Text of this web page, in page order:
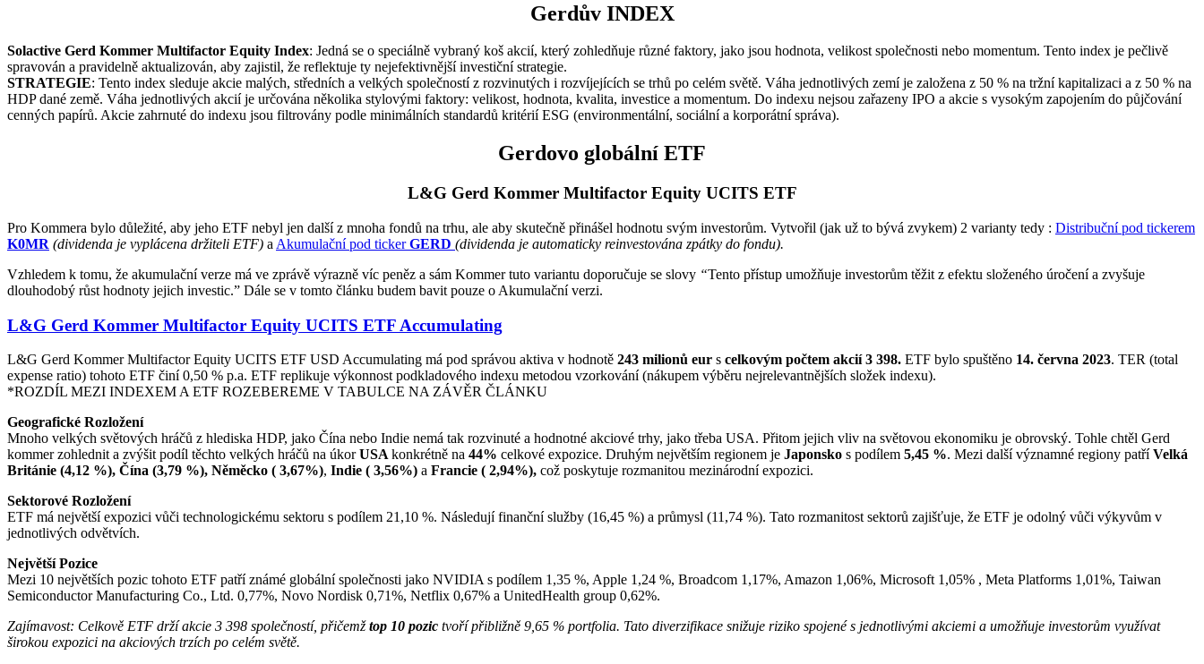
Gerdův INDEX
Solactive Gerd Kommer Multifactor Equity Index: Jedná se o speciálně vybraný koš akcií, který zohledňuje různé faktory, jako jsou hodnota, velikost společnosti nebo momentum. Tento index je pečlivě
spravován a pravidelně aktualizován, aby zajistil, že reflektuje ty nejefektivnější investiční strategie.
STRATEGIE: Tento index sleduje akcie malých, středních a velkých společností z rozvinutých i rozvíjejících se trhů po celém světě. Váha jednotlivých zemí je založena z 50 % na tržní kapitalizaci a z 50 % na
HDP dané země. Váha jednotlivých akcií je určována několika stylovými faktory: velikost, hodnota, kvalita, investice a momentum. Do indexu nejsou zařazeny IPO a akcie s vysokým zapojením do půjčování
cenných papírů. Akcie zahrnuté do indexu jsou filtrovány podle minimálních standardů kritérií ESG (environmentální, sociální a korporátní správa).
Gerdovo globální ETF
L&G Gerd Kommer Multifactor Equity UCITS ETF
Pro Kommera bylo důležité, aby jeho ETF nebyl jen další z mnoha fondů na trhu, ale aby skutečně přinášel hodnotu svým investorům. Vytvořil (jak už to bývá zvykem) 2 varianty tedy : Distribuční pod tickerem
K0MR (dividenda je vyplácena držiteli ETF) a Akumulační pod tickerGERD (dividenda je automaticky reinvestována zpátky do fondu).
Vzhledem k tomu, že akumulační verze má ve zprávě výrazně víc peněz a sám Kommer tuto variantu doporučuje se slovy “Tento přístup umožňuje investorům těžit z efektu složeného úročení a zvyšuje
dlouhodobý růst hodnoty jejich investic.” Dále se v tomto článku budem bavit pouze o Akumulační verzi.
L&G Gerd Kommer Multifactor Equity UCITS ETF Accumulating
L&G Gerd Kommer Multifactor Equity UCITS ETF USD Accumulating má pod správou aktiva v hodnotě 243 milionů eur s celkovým počtem akcií 3 398. ETF bylo spuštěno 14. června 2023. TER (total
expense ratio) tohoto ETF činí 0,50 % p.a. ETF replikuje výkonnost podkladového indexu metodou vzorkování (nákupem výběru nejrelevantnějších složek indexu).
*ROZDÍL MEZI INDEXEM A ETF ROZEBEREME V TABULCE NA ZÁVĚR ČLÁNKU
Geografické Rozložení
Mnoho velkých světových hráčů z hlediska HDP, jako Čína nebo Indie nemá tak rozvinuté a hodnotné akciové trhy, jako třeba USA. Přitom jejich vliv na světovou ekonomiku je obrovský. Tohle chtěl Gerd
kommer zohlednit a zvýšit podíl těchto velkých hráčů na úkorUSAkonkrétně na 44% celkové expozice. Druhým největším regionem je Japonsko s podílem 5,45 %. Mezi další významné regiony patříVelká
Británie (4,12 %), Čína (3,79 %), Něměcko ( 3,67%), Indie ( 3,56%) a Francie ( 2,94%), což poskytuje rozmanitou mezinárodní expozici.
Sektorové Rozložení
ETF má největší expozici vůči technologickému sektoru s podílem 21,10 %. Následují finanční služby (16,45 %) a průmysl (11,74 %). Tato rozmanitost sektorů zajišťuje, že ETF je odolný vůči výkyvům v
jednotlivých odvětvích.
Největší Pozice
Mezi 10 největších pozic tohoto ETF patří známé globální společnosti jako NVIDIA s podílem 1,35 %, Apple 1,24 %, Broadcom 1,17%, Amazon 1,06%, Microsoft 1,05% , Meta Platforms 1,01%, Taiwan
Semiconductor Manufacturing Co., Ltd. 0,77%, Novo Nordisk 0,71%, Netflix 0,67% a UnitedHealth group 0,62%.
Zajímavost: Celkově ETF drží akcie 3 398 společností, přičemžtop 10 pozic tvoří přibližně 9,65 % portfolia. Tato diverzifikace snižuje riziko spojené s jednotlivými akciemi a umožňuje investorům využívat
širokou expozici na akciových trzích po celém světě.